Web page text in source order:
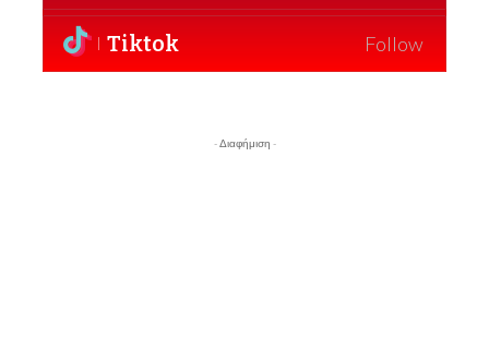
Tiktok Follow
- Διαφήμιση -